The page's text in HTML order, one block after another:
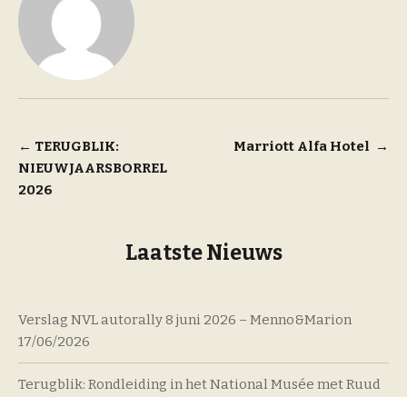
Bericht
navigatie
← TERUGBLIK:
NIEUWJAARSBORREL
2026
Marriott Alfa Hotel →
Laatste Nieuws
Verslag NVL autorally 8 juni 2026 – Menno&Marion
17/06/2026
Terugblik: Rondleiding in het National Musée met Ruud